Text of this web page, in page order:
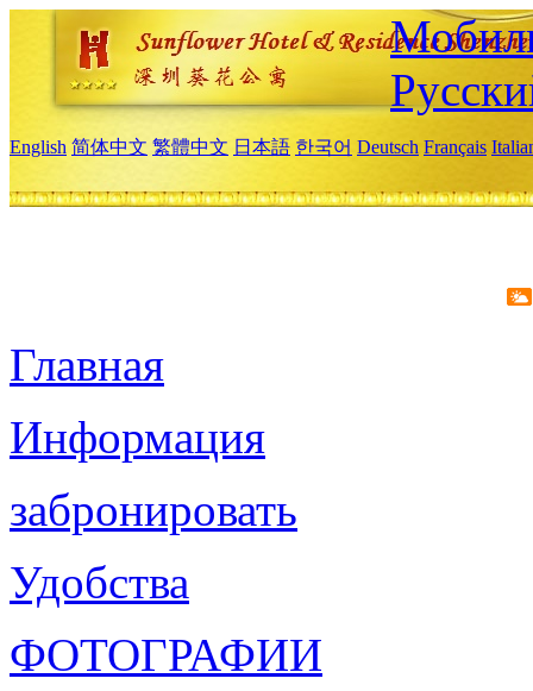
English 简体中文 繁體中文 日本語 한국어 Deutsch Français
Главная
Информация
забронировать
Удобства
ФОТОГРАФИИ